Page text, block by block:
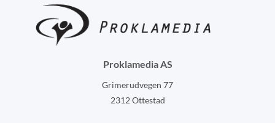
Proklamedia AS
Grimerudvegen 77
2312 Ottestad